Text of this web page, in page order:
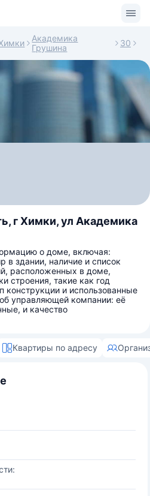
Академика
Грушина
30
г Химки, ул Академика
о доме, включая:
в здании, наличие и список
расположенных в доме,
строения, такие как год
конструкции и использованные
управляющей компании: её
и качество
Квартиры по адресу